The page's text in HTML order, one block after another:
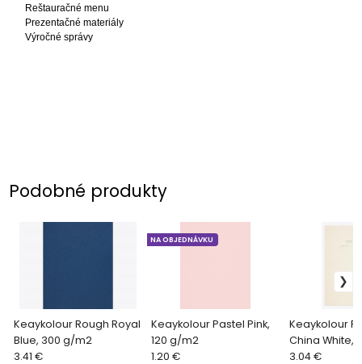
Reštauračné menu
Prezentačné materiály
Výročné správy
Podobné produkty
Keaykolour Rough Royal
Blue, 300 g/m2
3.41 €
Keaykolour Pastel Pink,
120 g/m2
NA OBJEDNÁVKU
1.20 €
Keaykolour Rough,
China White,
3.04 €